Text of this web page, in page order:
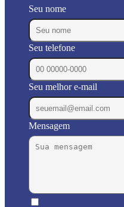
Seu nome
Seu telefone
Seu melhor e-mail
Mensagem